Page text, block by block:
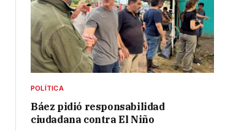
POLÍTICA
Báez pidió responsabilidad
ciudadana contra El Niño